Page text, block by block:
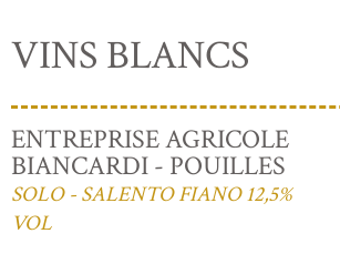
VINS BLANCS
ENTREPRISE AGRICOLE
BIANCARDI - POUILLES
SOLO - SALENTO FIANO 12,5%
VOL